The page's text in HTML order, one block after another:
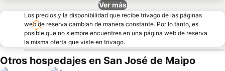
Ver más
Los precios y la disponibilidad que recibe trivago de las páginas
web de reserva cambian de manera constante. Por lo tanto, es
posible que no siempre encuentres en una página web de reserva
la misma oferta que viste en trivago.
Otros hospedajes en San José de Maipo